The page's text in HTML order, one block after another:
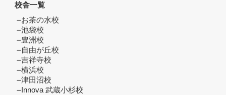
校舎一覧
お茶の水校
池袋校
豊洲校
自由が丘校
吉祥寺校
横浜校
津田沼校
Innova 武蔵小杉校